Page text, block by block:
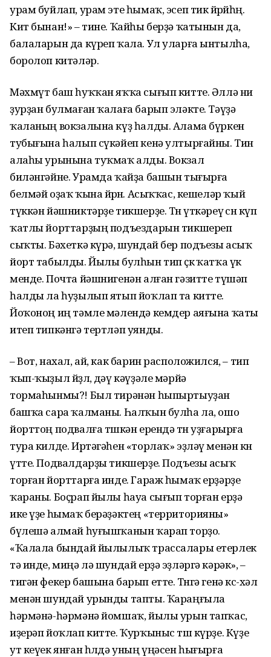
урам буйлап, урам эте һымаҡ, эсеп тик йөрөйһөң.
Кит бынан!» – тине. Ҡайһы берҙә ҡатынын да,
балаларын да күреп ҡала. Ул уларға ынтылһа,
боролоп китәләр.
Мәхмүт баш һуҡҡан яҡҡа сығып китте. Әллә ни
ҙурҙан булмаған ҡалаға барып эләкте. Тәүҙә
ҡаланың вокзалына күҙ һалды. Алама бүркен
тубығына һалып сүкәйеп кенә ултырғайны. Тин
алаһы урынына туҡмаҡ алды. Вокзал
биләнгәйне. Урамда ҡайҙа башын тығырға
белмәй оҙаҡ ҡына йөрөнө. Асыҡҡас, кешеләр ҡый
түккән йәшниктәрҙе тикшерҙе. Төн үткәреү өсөн күп
ҡатлы йорттарҙың подъездарын тикшереп
сыҡты. Бәхеткә күрә, шундай бер подъезы асыҡ
йорт табылды. Йылы булһын тип өҫкө ҡатҡа үк
менде. Почта йәшнигенән алған гәзитте түшәп
һалды ла һуҙылып ятып йоҡлап та китте.
Йоҡоноң иң тәмле мәлендә кемдер аяғына ҡаты
итеп типкәнгә тертләп уянды.
– Вот, нахал, ай, как барин расположился, – тип
ҡып-ҡыҙыл йөҙлө, дәү кәүҙәле мәрйә
тормаһынмы?! Был тирәнән һыпыртыуҙан
башҡа сара ҡалманы. Һалҡын булһа ла, ошо
йорттоң подвалға төшкән ерендә төн уҙғарырға
тура килде. Иртәгәһен «торлаҡ» эҙләү менән көнө
үтте. Подвалдарҙы тикшерҙе. Подъезы асыҡ
торған йорттарға инде. Гараж һымаҡ ерҙәрҙе
ҡараны. Боҫрап йылы һауа сығып торған ерҙә
ике үҙе һымаҡ берәҙәктең «территорияны»
бүлешә алмай һуғышҡанын ҡарап торҙо.
«Ҡалала бындай йылылыҡ трассалары етерлек
тә инде, миңә лә шундай ерҙә эҙләргә кәрәк», –
тигән фекер башына барып етте. Төнгә генә көс-хәл
менән шундай урынды тапты. Ҡараңғыла
һәрмәнә-һәрмәнә йомшаҡ, йылы урын тапҡас,
иҙерәп йоҡлап китте. Ҡурҡыныс төш күрҙе. Күҙе
ут кеүек янған һөлдә уның үңәсен һығырға